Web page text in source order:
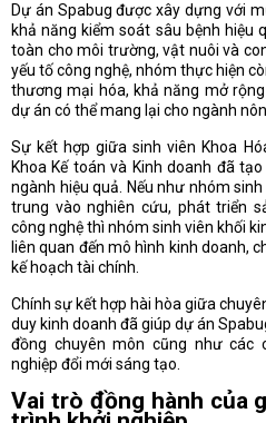
Dự án Spabug được xây dựng với
khả năng kiểm soát sâu bệnh hiệu
toàn cho môi trường, vật nuôi và
yếu tố công nghệ, nhóm thực hiện
thương mại hóa, khả năng mở
dự án có thể mang lại cho ngành
Sự kết hợp giữa sinh viên Khoa
Khoa Kế toán và Kinh doanh đã
ngành hiệu quả. Nếu như nhóm
trung vào nghiên cứu, phát triển
công nghệ thì nhóm sinh viên khối
liên quan đến mô hình kinh doanh,
kế hoạch tài chính.
Chính sự kết hợp hài hòa giữa
duy kinh doanh đã giúp dự án
đồng chuyên môn cũng như các
nghiệp đổi mới sáng tạo.
Vai trò đồng hành của